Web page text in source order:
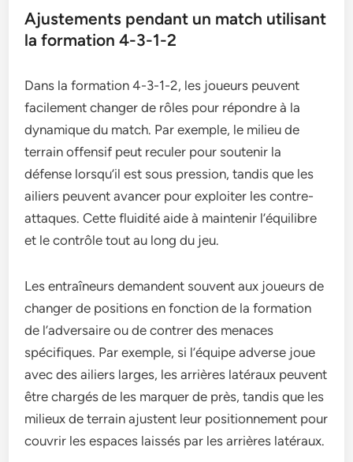
Ajustements pendant un match utilisant
la formation 4-3-1-2
Dans la formation 4-3-1-2, les joueurs peuvent
facilement changer de rôles pour répondre à la
dynamique du match. Par exemple, le milieu de
terrain offensif peut reculer pour soutenir la
défense lorsqu’il est sous pression, tandis que les
ailiers peuvent avancer pour exploiter les contre-
attaques. Cette fluidité aide à maintenir l’équilibre
et le contrôle tout au long du jeu.
Les entraîneurs demandent souvent aux joueurs de
changer de positions en fonction de la formation
de l’adversaire ou de contrer des menaces
spécifiques. Par exemple, si l’équipe adverse joue
avec des ailiers larges, les arrières latéraux peuvent
être chargés de les marquer de près, tandis que les
milieux de terrain ajustent leur positionnement pour
couvrir les espaces laissés par les arrières latéraux.